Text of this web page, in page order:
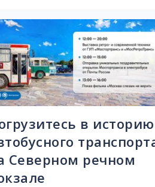
в историю
Северном речном